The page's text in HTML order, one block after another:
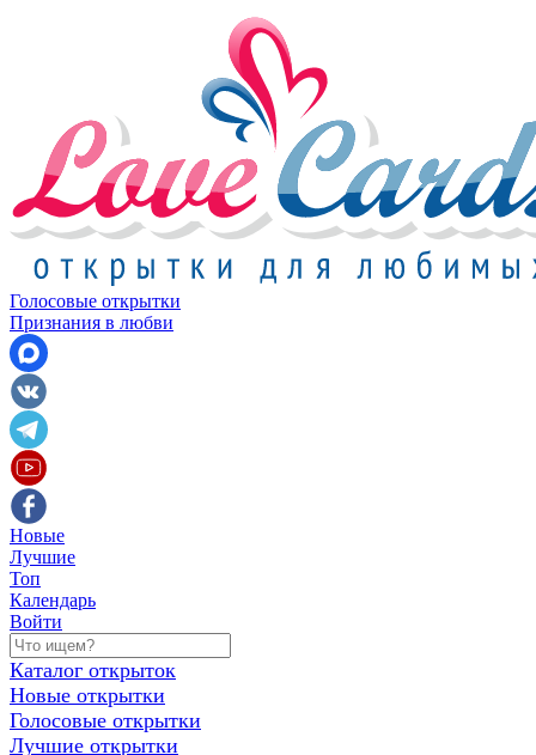
Голосовые открытки
Признания в любви
Новые
Лучшие
Топ
Календарь
Войти
Каталог открыток
Новые открытки
Голосовые открытки
Лучшие открытки